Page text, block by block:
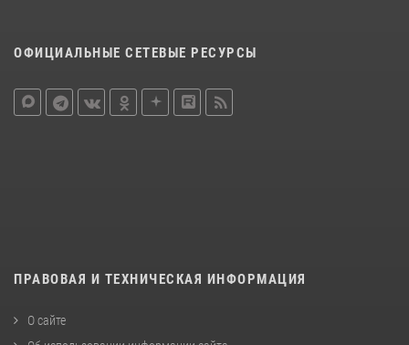
ОФИЦИАЛЬНЫЕ СЕТЕВЫЕ РЕСУРСЫ
ПРАВОВАЯ И ТЕХНИЧЕСКАЯ ИНФОРМАЦИЯ
О сайте